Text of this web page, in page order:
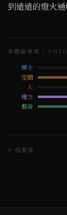
到遠遠的燈火
本體論維度 /
媒介
空間
人
權力
藝術
← 檔案庫